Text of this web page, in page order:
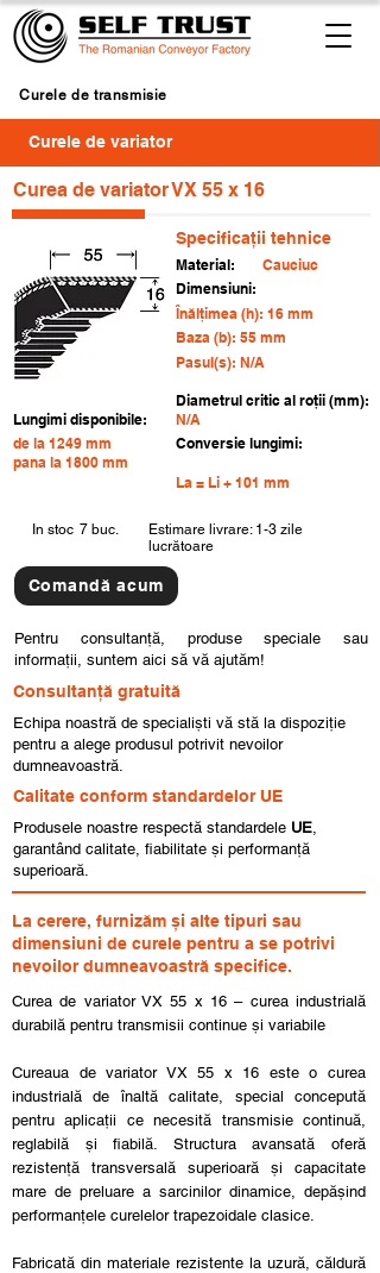
Curele de transmisie
Curele de variator
Curea de variator VX 55 x 16
Specificații tehnice
Material:
Cauciuc
Dimensiuni:
Înălțimea (h): 16 mm
Baza (b): 55 mm
Pasul(s): N/A
Diametrul critic al roții (mm):
Lungimi disponibile:
de la 1249 mm
pana la 1800 mm
N/A
Conversie lungimi:
La = Li + 101 mm
In stoc 7 buc.
Estimare livrare: 1-3 zile
lucrătoare
Comandă acum
Pentru consultanță, produse speciale sau
informații, suntem aici să vă ajutăm!
Consultanță gratuită
Echipa noastră de specialiști vă stă la dispoziție
pentru a alege produsul potrivit nevoilor
dumneavoastră.
Calitate conform standardelor UE
Produsele noastre respectă standardele UE,
garantând calitate, fiabilitate și performanță
superioară.
La cerere, furnizăm și alte tipuri sau
dimensiuni de curele pentru a se potrivi
nevoilor dumneavoastră specifice.
Curea de variator VX 55 x 16 – curea industrială
durabilă pentru transmisii continue și variabile
Cureaua de variator VX 55 x 16 este o curea
industrială de înaltă calitate, special concepută
pentru aplicații ce necesită transmisie continuă,
reglabilă și fiabilă. Structura avansată oferă
rezistență transversală superioară și capacitate
mare de preluare a sarcinilor dinamice, depășind
performanțele curelelor trapezoidale clasice.
Fabricată din materiale rezistente la uzură, căldură